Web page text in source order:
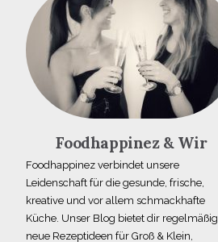
Foodhappinez & Wir
Foodhappinez verbindet unsere
Leidenschaft für die gesunde, frische,
kreative und vor allem schmackhafte
Küche. Unser Blog bietet dir regelmäßig
neue Rezeptideen für Groß & Klein,